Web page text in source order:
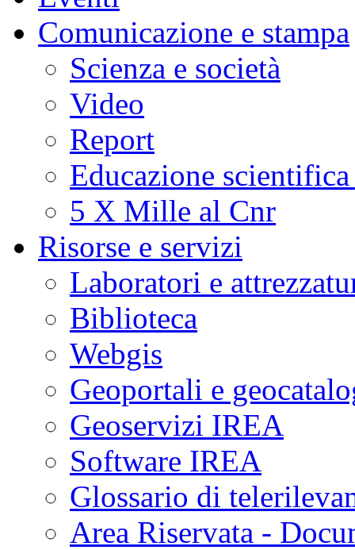
Comunicazione e stampa
Scienza e società
Video
Report
Educazione
5 X Mille al Cnr
Risorse e servizi
Laboratori e
Biblioteca
Webgis
Geoportali e
Geoservizi IREA
Software IREA
Glossario di
Area Riservata -